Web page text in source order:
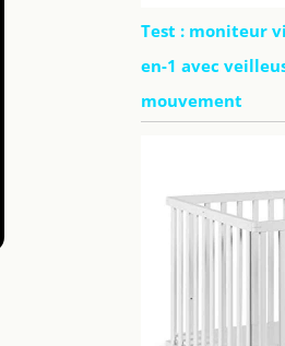
Test : moniteur
en-1 avec
mouvement